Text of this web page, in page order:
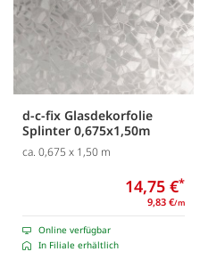
d-c-fix Glasdekorfolie
Splinter 0,675x1,50m
ca. 0,675 x 1,50 m
14,75 €*
9,83 €/m
Online verfügbar
In Filiale erhältlich